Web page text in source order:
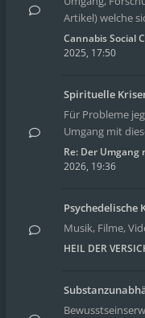
Artikel) welche
Cannabis Social
2025, 17:50
Spirituelle
Für Probleme
Umgang mit
Re: Der
2026, 19:36
Psychedelische
Musik, Filme,
HEIL DER